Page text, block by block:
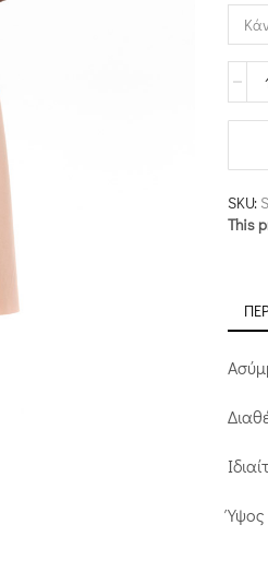
SKU:
This